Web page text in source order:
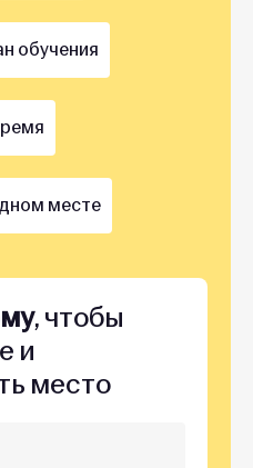
обучения
месте
, чтобы
и
место